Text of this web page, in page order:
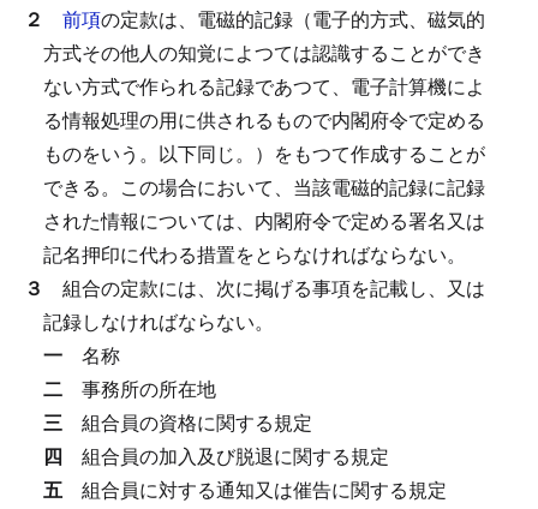
２ 前項の定款は、電磁的記録（電子的方式、磁気的
方式その他人の知覚によつては認識することができ
ない方式で作られる記録であつて、電子計算機によ
る情報処理の用に供されるもので内閣府令で定める
ものをいう。以下同じ。）をもつて作成することが
できる。 この場合において、当該電磁的記録に記録
された情報については、内閣府令で定める署名又は
記名押印に代わる措置をとらなければならない。
３ 組合の定款には、次に掲げる事項を記載し、又は
記録しなければならない。
一 名称
二 事務所の所在地
三 組合員の資格に関する規定
四 組合員の加入及び脱退に関する規定
五 組合員に対する通知又は催告に関する規定